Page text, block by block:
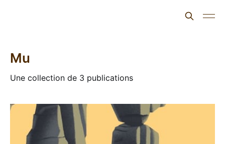
Mu
Une collection de 3 publications